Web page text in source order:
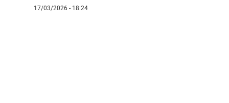
17/03/2026 - 18:24